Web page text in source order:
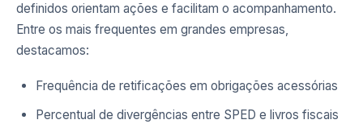
definidos orientam ações e facilitam o acompanhamento.
Entre os mais frequentes em grandes empresas,
destacamos:
Frequência de retificações em obrigações acessórias
Percentual de divergências entre SPED e livros fiscais